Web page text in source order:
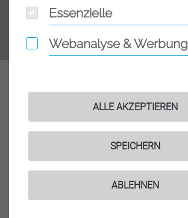
Essenzielle
Essenzielle
Webanalyse & Werbung
Webanalyse & Werbung
ALLE AKZEPTIEREN
SPEICHERN
ABLEHNEN